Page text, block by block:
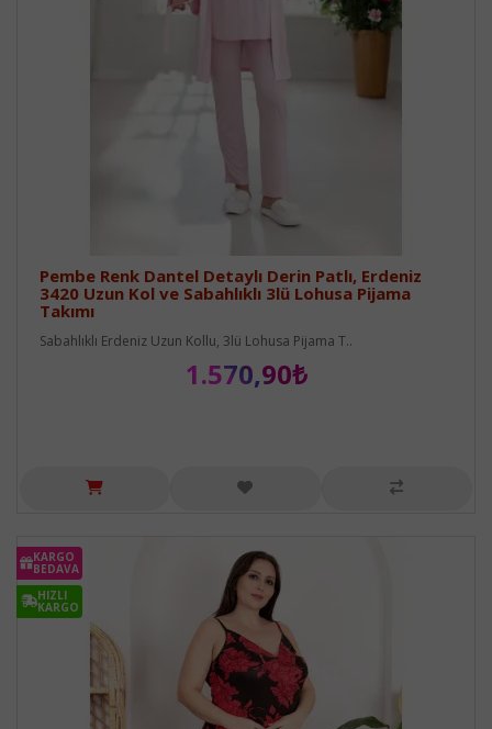
Pembe Renk Dantel Detaylı Derin Patlı, Erdeniz
3420 Uzun Kol ve Sabahlıklı 3lü Lohusa Pijama
Takımı
Sabahlıklı Erdeniz Uzun Kollu, 3lü Lohusa Pijama T..
1.570,90₺
KARGO
BEDAVA
HIZLI
KARGO